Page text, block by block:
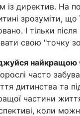
із директив. На
зрозуміти, що
І тільки
свою "точку
найкращою
часто
дитинства та
частини
коли